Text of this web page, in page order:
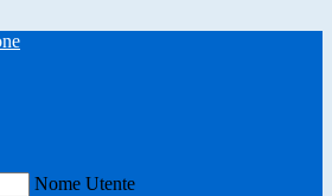
Nome Utente